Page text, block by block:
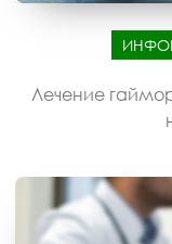
Лечение